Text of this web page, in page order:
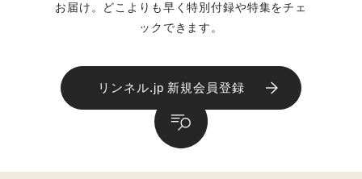
お届け。どこよりも早く特別付録や特集をチェ
ックできます。
リンネル.jp 新規会員登録